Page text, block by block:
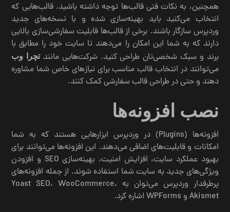
همچنین، به نکات فنی قالب‌ها توجه داشته باشید. قالب‌هایی که
انتخاب می‌کنید باید بهینه‌سازی شده و با نسخه‌های جدید
وردپرس سازگار باشند. برخی از قالب‌ها قابلیت سفارشی‌سازی بالایی
دارند که به شما این امکان را می‌دهند تا سایت خود را مطابق با
برند و سبک شخصی‌تان طراحی کنید. شرکت‌هایی مانندتچرا وب
می‌توانند در انتخاب قالب مناسب برای نیازهای خاص شما مشاوره
دهند و حتی در طراحی قالب سفارشی کمک کنند.
نصب افزونه‌ها
افزونه‌ها (Plugins) در وردپرس ابزارهایی هستند که به شما
امکانات و قابلیت‌های اضافی می‌دهند. این افزونه‌ها می‌توانند برای
بهبود عملکرد سایت، افزایش امنیت، بهینه‌سازی SEO و افزودن
ویژگی‌های جدید به سایت شما استفاده شوند. از جمله افزونه‌های
پرطرفدار وردپرس می‌توان به Yoast SEO، WooCommerce،
Akismet و WPForms اشاره کرد.